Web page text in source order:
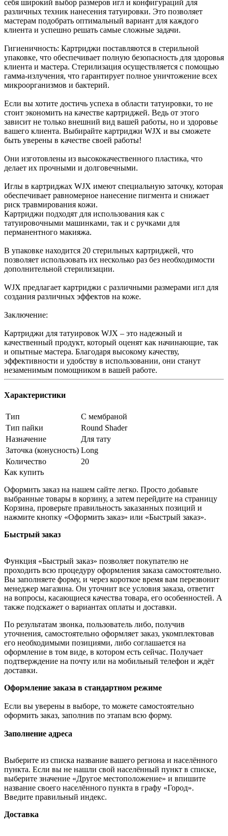
себя широкий выбор размеров игл и конфигураций для
различных техник нанесения татуировки. Это позволяет
мастерам подобрать оптимальный вариант для каждого
клиента и успешно решать самые сложные задачи.
Гигиеничность: Картриджи поставляются в стерильной
упаковке, что обеспечивает полную безопасность для здоровья
клиента и мастера. Стерилизация осуществляется с помощью
гамма-излучения, что гарантирует полное уничтожение всех
микроорганизмов и бактерий.
Если вы хотите достичь успеха в области татуировки, то не
стоит экономить на качестве картриджей. Ведь от этого
зависит не только внешний вид вашей работы, но и здоровье
вашего клиента. Выбирайте картриджи WJX и вы сможете
быть уверены в качестве своей работы!
Они изготовлены из высококачественного пластика, что
делает их прочными и долговечными.
Иглы в картриджах WJX имеют специальную заточку, которая
обеспечивает равномерное нанесение пигмента и снижает
риск травмирования кожи.
Картриджи подходят для использования как с
татуировочными машинками, так и с ручками для
перманентного макияжа.
В упаковке находится 20 стерильных картриджей, что
позволяет использовать их несколько раз без необходимости
дополнительной стерилизации.
WJX предлагает картриджи с различными размерами игл для
создания различных эффектов на коже.
Заключение:
Картриджи для татуировок WJX – это надежный и
качественный продукт, который оценят как начинающие, так
и опытные мастера. Благодаря высокому качеству,
эффективности и удобству в использовании, они станут
незаменимым помощником в вашей работе.
Характеристики
Тип
С мембраной
Тип пайки
Round Shader
Назначение
Для тату
Заточка (конусность) Long
Количество
20
Как купить
Оформить заказ на нашем сайте легко. Просто добавьте
выбранные товары в корзину, а затем перейдите на страницу
Корзина, проверьте правильность заказанных позиций и
нажмите кнопку «Оформить заказ» или «Быстрый заказ».
Быстрый заказ
Функция «Быстрый заказ» позволяет покупателю не
проходить всю процедуру оформления заказа самостоятельно.
Вы заполняете форму, и через короткое время вам перезвонит
менеджер магазина. Он уточнит все условия заказа, ответит
на вопросы, касающиеся качества товара, его особенностей. А
также подскажет о вариантах оплаты и доставки.
По результатам звонка, пользователь либо, получив
уточнения, самостоятельно оформляет заказ, укомплектовав
его необходимыми позициями, либо соглашается на
оформление в том виде, в котором есть сейчас. Получает
подтверждение на почту или на мобильный телефон и ждёт
доставки.
Оформление заказа в стандартном режиме
Если вы уверены в выборе, то можете самостоятельно
оформить заказ, заполнив по этапам всю форму.
Заполнение адреса
Выберите из списка название вашего региона и населённого
пункта. Если вы не нашли свой населённый пункт в списке,
выберите значение «Другое местоположение» и впишите
название своего населённого пункта в графу «Город».
Введите правильный индекс.
Доставка